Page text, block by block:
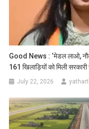
Good News : ‘मेडल लाओ,
161 खिलाड़ियों को मिली सरकारी
July 22, 2026